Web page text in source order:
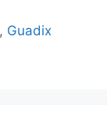
, Guadix